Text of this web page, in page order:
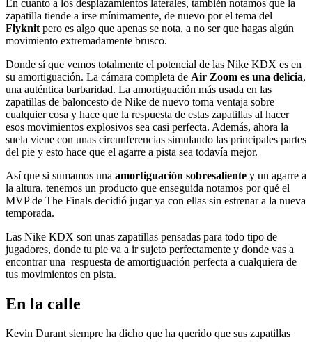
En cuanto a los desplazamientos laterales, también notamos que la
zapatilla tiende a irse mínimamente, de nuevo por el tema del
Flyknitpero es algo que apenas se nota, a no ser que hagas algún
movimiento extremadamente brusco.
Donde sí que vemos totalmente el potencial de las Nike KDX es en
su amortiguación. La cámara completa de Air Zoom es una delicia,
una auténtica barbaridad. La amortiguación más usada en las
zapatillas de baloncesto de Nike de nuevo toma ventaja sobre
cualquier cosa y hace que la respuesta de estas zapatillas al hacer
esos movimientos explosivos sea casi perfecta. Además, ahora la
suela viene con unas circunferencias simulando las principales partes
del pie y esto hace que el agarre a pista sea todavía mejor.
Así que si sumamos una amortiguación sobresaliente y un agarre a
la altura, tenemos un producto que enseguida notamos por qué el
MVP de The Finals decidió jugar ya con ellas sin estrenar a la nueva
temporada.
Las Nike KDX son unas zapatillas pensadas para todo tipo de
jugadores, donde tu pie va a ir sujeto perfectamente y donde vas a
encontrar una respuesta de amortiguación perfecta a cualquiera de
tus movimientos en pista.
En la calle
Kevin Durant siempre ha dicho que ha querido que sus zapatillas